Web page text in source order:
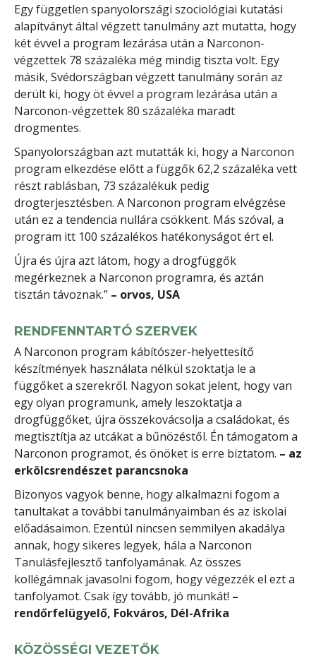
Egy független spanyolországi szociológiai kutatási
alapítványt által végzett tanulmány azt mutatta, hogy
két évvel a program lezárása után a Narconon-
végzettek 78 százaléka még mindig tiszta volt. Egy
másik, Svédországban végzett tanulmány során az
derült ki, hogy öt évvel a program lezárása után a
Narconon-végzettek 80 százaléka maradt
drogmentes.
Spanyolországban azt mutatták ki, hogy a Narconon
program elkezdése előtt a függők 62,2 százaléka vett
részt rablásban, 73 százalékuk pedig
drogterjesztésben. A Narconon program elvégzése
után ez a tendencia nullára csökkent. Más szóval, a
program itt 100 százalékos hatékonyságot ért el.
Újra és újra azt látom, hogy a drog­függők
megérkeznek a Narconon programra, és aztán
tisztán távoznak.” – orvos, USA
RENDFENNTARTÓ SZERVEK
A Narconon program kábítószer-helyettesítő
készítmények használata nélkül szoktatja le a
függőket a szerekről. Nagyon sokat jelent, hogy van
egy olyan programunk, amely leszoktatja a
drogfüggőket, újra összekovácsolja a családokat, és
megtisztítja az utcákat a bűnözéstől. Én támogatom a
Narconon programot, és önöket is erre biztatom. – az
erkölcsrendészet parancsnoka
Bizonyos vagyok benne, hogy alkalmazni fogom a
tanultakat a további tanulmányaimban és az iskolai
előadásaimon. Ezentúl nincsen semmilyen akadálya
annak, hogy sikeres legyek, hála a Narconon
Tanulásfejlesztő tanfolyamának. Az összes
kollégámnak javasolni fogom, hogy végezzék el ezt a
tanfolyamot. Csak így tovább, jó munkát! –
rendőrfelügyelő, Fokváros, Dél-Afrika
KÖZÖSSÉGI VEZETŐK